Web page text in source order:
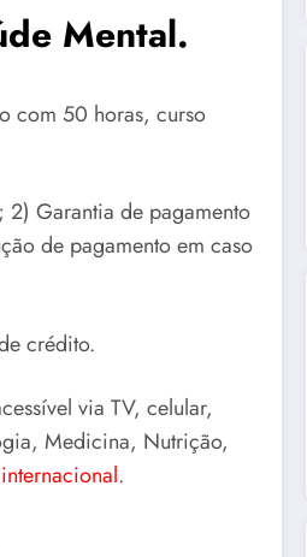
Mental.
com 50 horas, curso
2) Garantia de pagamento
de pagamento em caso
crédito.
via TV, celular,
Medicina, Nutrição,
.